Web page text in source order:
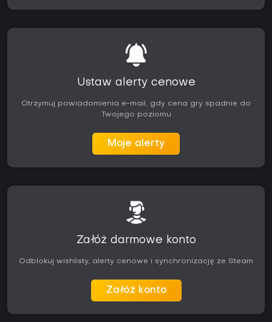
Ustaw alerty cenowe
Otrzymuj powiadomienia e-mail, gdy cena gry spadnie do
Twojego poziomu
Moje alerty
Załóż darmowe konto
Odblokuj wishlisty, alerty cenowe i synchronizację ze Steam
Załóż konto